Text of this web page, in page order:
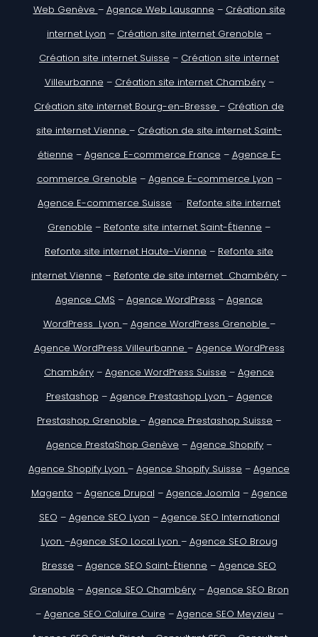
Web Genève – Agence Web Lausanne – Création site
internet Lyon – Création site internet Grenoble –
Création site internet Suisse – Création site internet
Villeurbanne – Création site internet Chambéry–
Création site internet Bourg-en-Bresse – Création de
site internet Vienne – Création de site internet Saint-
étienne – Agence E-commerce France – Agence E-
commerce Grenoble – Agence E-commerce Lyon –
Agence E-commerce Suisse – Refonte site internet
Grenoble – Refonte site internet Saint-Étienne –
Refonte site internet Haute-Vienne – Refonte site
internet Vienne – Refonte de site internet Chambéry –
Agence CMS – Agence WordPress – Agence
WordPress Lyon – Agence WordPress Grenoble –
Agence WordPress Villeurbanne – Agence WordPress
Chambéry – Agence WordPress Suisse – Agence
Prestashop – Agence Prestashop Lyon – Agence
Prestashop Grenoble – Agence Prestashop Suisse –
Agence PrestaShop Genève – Agence Shopify –
Agence Shopify Lyon – Agence Shopify Suisse – Agence
Magento – Agence Drupal – Agence Joomla – Agence
SEO – Agence SEO Lyon – Agence SEO International
Lyon –Agence SEO Local Lyon – Agence SEO Broug
Bresse – Agence SEO Saint-Étienne – Agence SEO
Grenoble – Agence SEO Chambéry– Agence SEO Bron
– Agence SEO Caluire Cuire – Agence SEO Meyzieu –